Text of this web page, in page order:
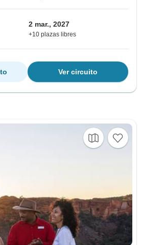
2 mar., 2027
+10 plazas libres
Ver circuito